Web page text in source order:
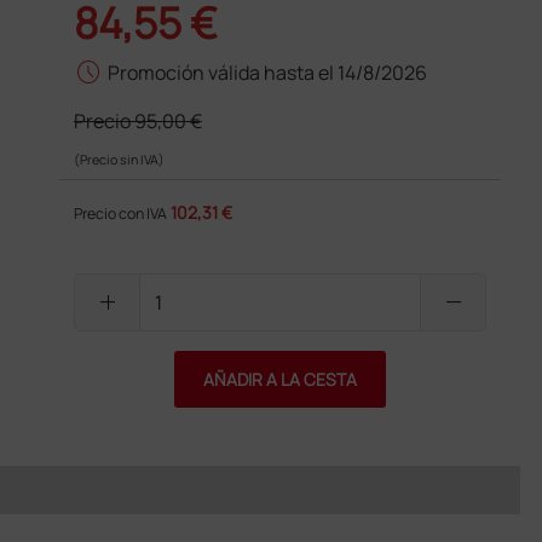
84,55 €
schedule Promoción válida hasta el 14/8/2026
Precio95,00 €
(Precio sin IVA)
Precio con IVA 102,31 €
add remove
AÑADIR A LA CESTA